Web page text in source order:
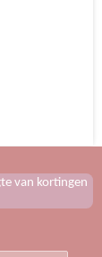
van kortingen